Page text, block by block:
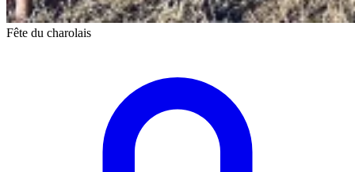
Fête du charolais